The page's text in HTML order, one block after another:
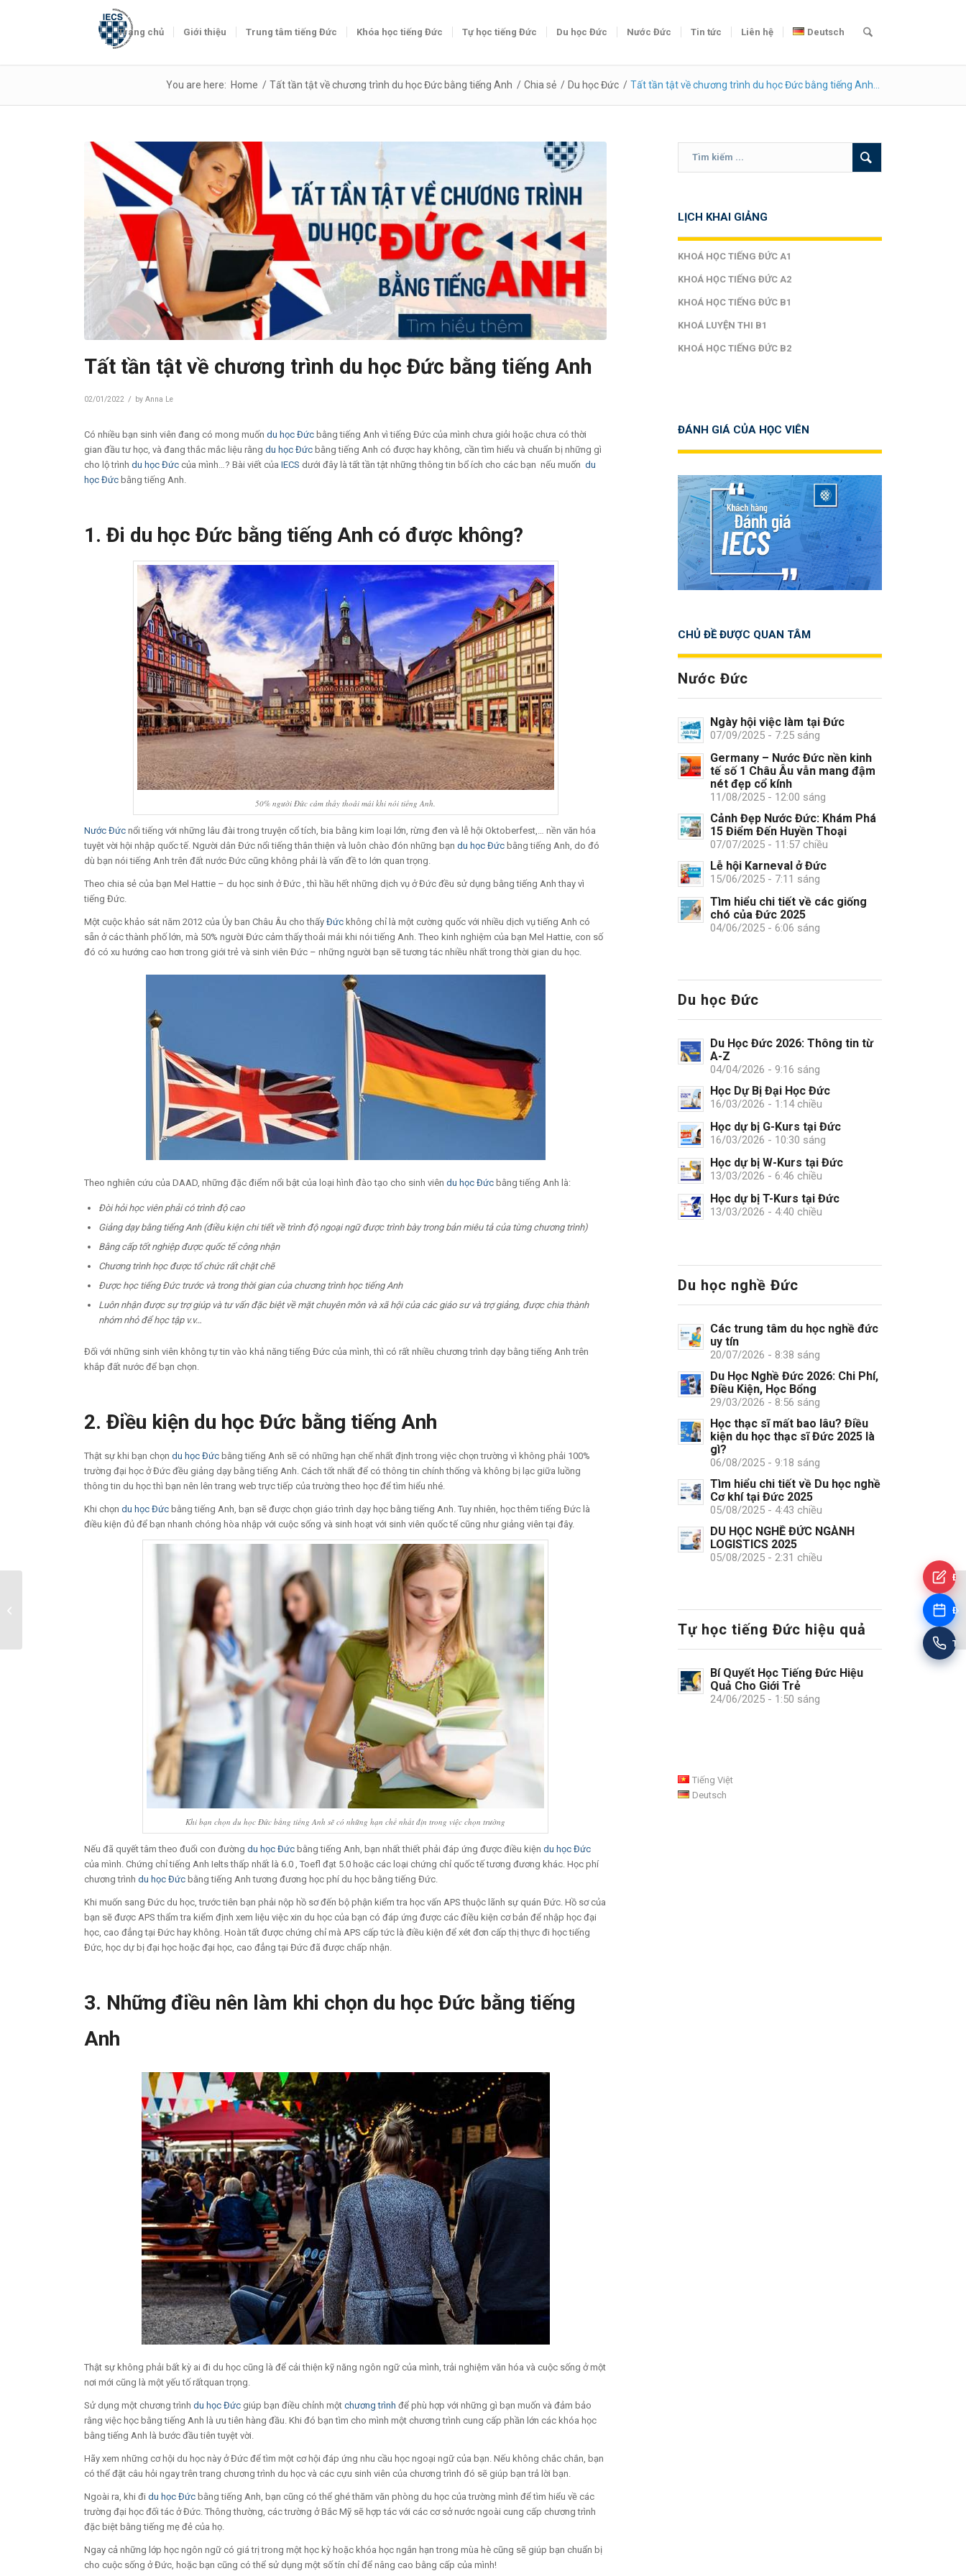
Trang chủ Giới thiệu Trung tâm tiếng Đức Khóa học tiếng Đức Tự học tiếng Đức Du học Đức Nước Đức Tin tức Liên hệ Deutsch
You are here: Home / Tất tần tật về chương trình du học Đức bằng tiếng Anh / Chia sẻ / Du học Đức / Tất tần tật về chương trình du học Đức bằng tiếng Anh...
Tất tần tật về chương trình du học Đức bằng tiếng Anh
02/01/2022 / byAnna Le
Có nhiều bạn sinh viên đang có mong muốndu học Đức bằng tiếng Anh vì tiếng Đức của mình chưa giỏi hoặc chưa có thời
gian đầu tư học, và đang thắc mắc liệu rằngdu học Đức bằng tiếng Anh có được hay không, cần tìm hiểu và chuẩn bị những gì
cho lộ trình du học Đức của mình…? Bài viết của IECS dưới đây là tất tần tật những thông tin bổ ích cho các bạn nếu muốndu
học Đức bằng tiếng Anh.
1. Đi du học Đức bằng tiếng Anh có được không?
50% người Đức cảm thấy thoải mái khi nói tiếng Anh.
Nước Đức nổi tiếng với những lâu đài trong truyện cổ tích, bia bằng kim loại lớn, rừng đen và lễ hội Oktoberfest,… nền văn hóa
tuyệt vời hội nhập quốc tế. Người dân Đức nổi tiếng thân thiện và luôn chào đón những bạndu học Đức bằng tiếng Anh, do đó
dù bạn nói tiếng Anh trên đất nước Đức cũng không phải là vấn đề to lớn quan trọng.
Theo chia sẻ của bạn Mel Hattie – du học sinh ở Đức , thì hầu hết những dịch vụ ở Đức đều sử dụng bằng tiếng Anh thay vì
tiếng Đức.
Một cuộc khảo sát năm 2012 của Ủy ban Châu Âu cho thấyĐức không chỉ là một cường quốc với nhiều dịch vụ tiếng Anh có
sẵn ở các thành phố lớn, mà 50% người Đức cảm thấy thoải mái khi nói tiếng Anh. Theo kinh nghiệm của bạn Mel Hattie, con số
đó có xu hướng cao hơn trong giới trẻ và sinh viên Đức – những người bạn sẽ tương tác nhiều nhất trong thời gian du học.
Theo nghiên cứu của DAAD, những đặc điểm nổi bật của loại hình đào tạo cho sinh viêndu học Đức bằng tiếng Anh là:
Đòi hỏi học viên phải có trình độ cao
Giảng dạy bằng tiếng Anh (điều kiện chi tiết về trình độ ngoại ngữ được trình bày trong bản miêu tả của từng chương trình)
Bằng cấp tốt nghiệp được quốc tế công nhận
Chương trình học được tổ chức rất chặt chẽ
Được học tiếng Đức trước và trong thời gian của chương trình học tiếng Anh
Luôn nhận được sự trợ giúp và tư vấn đặc biệt về mặt chuyên môn và xã hội của các giáo sư và trợ giảng, được chia thành
nhóm nhỏ để học tập v.v…
Đối với những sinh viên không tự tin vào khả năng tiếng Đức của mình, thì có rất nhiều chương trình dạy bằng tiếng Anh trên
khắp đất nước để bạn chọn.
2. Điều kiện du học Đức bằng tiếng Anh
Thật sự khi bạn chọndu học Đức bằng tiếng Anh sẽ có những hạn chế nhất định trong việc chọn trường vì không phải 100%
trường đại học ở Đức đều giảng dạy bằng tiếng Anh. Cách tốt nhất để có thông tin chính thống và không bị lạc giữa luồng
thông tin du học thì bạn nên lên trang web trực tiếp của trường theo học để tìm hiểu nhé.
Khi chọndu học Đức bằng tiếng Anh, bạn sẽ được chọn giáo trình dạy học bằng tiếng Anh. Tuy nhiên, học thêm tiếng Đức là
điều kiện đủ để bạn nhanh chóng hòa nhập với cuộc sống và sinh hoạt với sinh viên quốc tế cũng như giảng viên tại đây.
Khi bạn chọn du học Đức bằng tiếng Anh sẽ có những hạn chế nhất địn trong việc chọn trường
Nếu đã quyết tâm theo đuổi con đường du học Đức bằng tiếng Anh, bạn nhất thiết phải đáp ứng được điều kiệndu học Đức
của mình. Chứng chỉ tiếng Anh Ielts thấp nhất là 6.0 , Toefl đạt 5.0 hoặc các loại chứng chỉ quốc tế tương đương khác. Học phí
chương trìnhdu học Đức bằng tiếng Anh tương đương học phí du học bằng tiếng Đức.
Khi muốn sang Đức du học, trước tiên bạn phải nộp hồ sơ đến bộ phận kiểm tra học vấn APS thuộc lãnh sự quán Đức. Hồ sơ của
bạn sẽ được APS thẩm tra kiểm định xem liệu việc xin du học của bạn có đáp ứng được các điều kiện cơ bản để nhập học đại
học, cao đẳng tại Đức hay không. Hoàn tất được chứng chỉ mà APS cấp tức là điều kiện để xét đơn cấp thị thực đi học tiếng
Đức, học dự bị đại học hoặc đại học, cao đẳng tại Đức đã được chấp nhận.
3. Những điều nên làm khi chọn du học Đức bằng tiếng
Anh
Thật sự không phải bất kỳ ai đi du học cũng là để cải thiện kỹ năng ngôn ngữ của mình, trải nghiệm văn hóa và cuộc sống ở một
nơi mới cũng là một yếu tố rấtquan trọng.
Sử dụng một chương trìnhdu học Đức giúp bạn điều chỉnh mộtchương trình để phù hợp với những gì bạn muốn và đảm bảo
rằng việc học bằng tiếng Anh là ưu tiên hàng đầu. Khi đó bạn tìm cho mình một chương trình cung cấp phần lớn các khóa học
bằng tiếng Anh là bước đầu tiên tuyệt vời.
Hãy xem những cơ hội du học này ở Đức để tìm một cơ hội đáp ứng nhu cầu học ngoại ngữ của bạn. Nếu không chắc chắn, bạn
có thể đặt câu hỏi ngay trên trang chương trình du học và các cựu sinh viên của chương trình đó sẽ giúp bạn trả lời bạn.
Ngoài ra, khi đidu học Đức bằng tiếng Anh, bạn cũng có thể ghé thăm văn phòng du học của trường mình để tìm hiểu về các
trường đại học đối tác ở Đức. Thông thường, các trường ở Bắc Mỹ sẽ hợp tác với các cơ sở nước ngoài cung cấp chương trình
đặc biệt bằng tiếng mẹ đẻ của họ.
Ngay cả những lớp học ngôn ngữ có giá trị trong một học kỳ hoặc khóa học ngắn hạn trong mùa hè cũng sẽ giúp bạn chuẩn bị
cho cuộc sống ở Đức, hoặc bạn cũng có thể sử dụng một số tín chỉ để nâng cao bằng cấp của mình!
LỊCH KHAI GIẢNG
KHOÁ HỌC TIẾNG ĐỨC A1
KHOÁ HỌC TIẾNG ĐỨC A2
KHOÁ HỌC TIẾNG ĐỨC B1
KHOÁ LUYỆN THI B1
KHOÁ HỌC TIẾNG ĐỨC B2
ĐÁNH GIÁ CỦA HỌC VIÊN
CHỦ ĐỀ ĐƯỢC QUAN TÂM
Nước Đức
Ngày hội việc làm tại Đức
07/09/2025 - 7:25 sáng
Germany – Nước Đức nền kinh
tế số 1 Châu Âu vẫn mang đậm
nét đẹp cổ kính
11/08/2025 - 12:00 sáng
Cảnh Đẹp Nước Đức: Khám Phá
15 Điểm Đến Huyền Thoại
07/07/2025 - 11:57 chiều
Lễ hội Karneval ở Đức
15/06/2025 - 7:11 sáng
Tìm hiểu chi tiết về các giống
chó của Đức 2025
04/06/2025 - 6:06 sáng
Du học Đức
Du Học Đức 2026: Thông tin từ
A-Z
04/04/2026 - 9:16 sáng
Học Dự Bị Đại Học Đức
16/03/2026 - 1:14 chiều
Học dự bị G-Kurs tại Đức
16/03/2026 - 10:30 sáng
Học dự bị W-Kurs tại Đức
13/03/2026 - 6:46 chiều
Học dự bị T-Kurs tại Đức
13/03/2026 - 4:40 chiều
Du học nghề Đức
Các trung tâm du học nghề đức
uy tín
20/07/2026 - 8:38 sáng
Du Học Nghề Đức 2026: Chi Phí,
Điều Kiện, Học Bổng
29/03/2026 - 8:56 sáng
Học thạc sĩ mất bao lâu? Điều
kiện du học thạc sĩ Đức 2025 là
gì?
06/08/2025 - 9:18 sáng
Tìm hiểu chi tiết về Du học nghề
Cơ khí tại Đức 2025
05/08/2025 - 4:43 chiều
DU HỌC NGHỀ ĐỨC NGÀNH
LOGISTICS 2025
05/08/2025 - 2:31 chiều
Tự học tiếng Đức hiệu quả
Bí Quyết Học Tiếng Đức Hiệu
Quả Cho Giới Trẻ
24/06/2025 - 1:50 sáng
Tiếng Việt
Deutsch
Tư